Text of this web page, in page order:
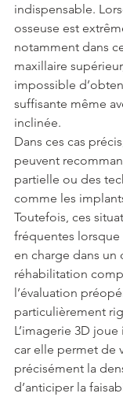
indispensable.
osseuse est
notamment dans
maxillaire
impossible
suffisante même
inclinée.
Dans ces cas
peuvent
partielle ou des
comme les
Toutefois, ces
fréquentes
en charge dans un
réhabilitation
l’évaluation
particulièrement
L’imagerie 3D
car elle permet de
précisément la
d’anticiper la